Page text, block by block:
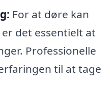
For at døre kan
det essentielt at
Professionelle
til at tage